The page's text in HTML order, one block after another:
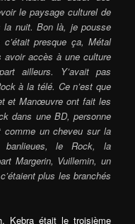
le paysage culturel de
la nuit. Bon là, je pousse
presque ça, Métal
avoir accès à une culture
ailleurs. Y’avait pas
à la télé. Ce n’est que
et Manœuvre ont fait les
dans une BD, personne
comme un cheveu sur la
banlieues, le Rock, la
Margerin, Vuillemin, un
plus les branchés
Kebra était le troisième